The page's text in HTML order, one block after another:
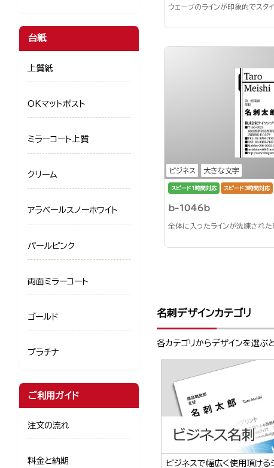
ウェーブのラインが印象的でスタ
ビジネス 大きな文字
スピード1時間対応 スピード3時間対応
b-1046b
全体に入ったラインが洗練された
名刺デザインカテゴリ
各カテゴリからデザインを選ぶ
ビジネスで幅広く使用頂ける
台紙
上質紙
OKマットポスト
ミラーコート上質
クリーム
アラベールスノーホワイト
パールピンク
両面ミラーコート
ゴールド
プラチナ
ご利用ガイド
注文の流れ
料金と納期